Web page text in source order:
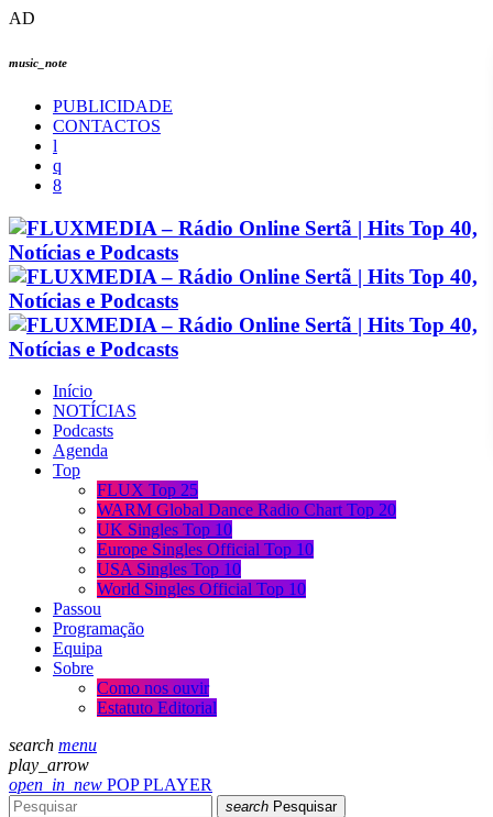
AD
music_note
PUBLICIDADE
CONTACTOS
Início
NOTÍCIAS
Podcasts
Agenda
Top
FLUX Top 25
WARM Global Dance Radio Chart Top 20
UK Singles Top 10
Europe Singles Official Top 10
USA Singles Top 10
World Singles Official Top 10
Passou
Programação
Equipa
Sobre
Como nos ouvir
Estatuto Editorial
search menu
play_arrow
open_in_new POP PLAYER
search Pesquisar